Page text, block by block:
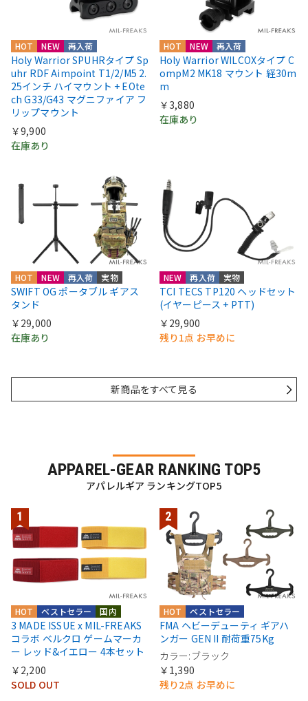
HOT NEW 再入荷
Holy Warrior SPUHRタイプ Sp
uhr RDF Aimpoint T1/2/M5 2.
25インチ ハイマウント + EOte
ch G33/G43 マグニファイア フ
リップマウント
￥9,900
在庫あり
HOT NEW 再入荷
Holy Warrior WILCOXタイプ C
ompM2 MK18 マウント 経30m
m
￥3,880
在庫あり
HOT NEW 再入荷 実物
SWIFT OG ポータブル ギアス
タンド
￥29,000
在庫あり
NEW 再入荷 実物
TCI TECS TP120 ヘッドセット
(イヤーピース + PTT)
￥29,900
残り1点 お早めに
新商品をすべて見る
APPAREL-GEAR RANKING TOP5
アパレルギア ランキングTOP5
国内
ベストセラー
HOT
3 MADE ISSUE x MIL-FREAKS
コラボ ベルクロ ゲームマーカ
ー レッド&イエロー 4本セット
￥2,200
SOLD OUT
ベストセラー
HOT
FMA ヘビーデューティ ギアハ
ンガー GEN II 耐荷重75Kg
カラー:ブラック
￥1,390
残り2点 お早めに